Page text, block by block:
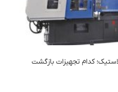
کدام تجهیزات بازگشت